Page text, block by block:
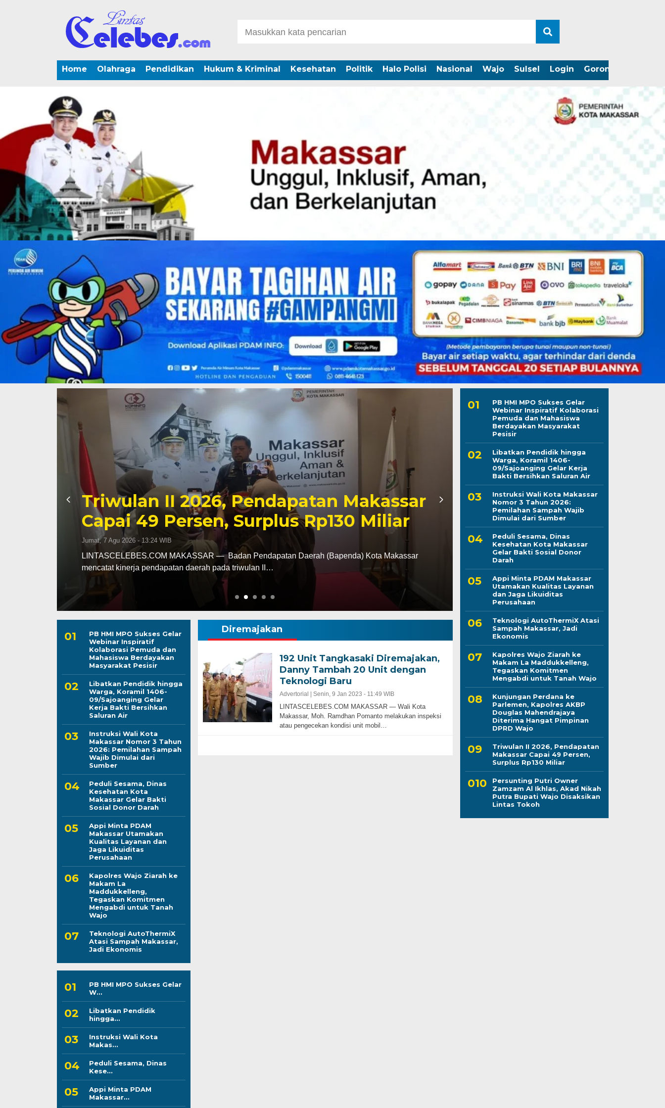
Home Olahraga Pendidikan Hukum & Kriminal Kesehatan Politik Halo Polisi Nasional Wajo Sulsel Login Gorontalo
Kapolres Wajo Ziarah ke Makam La
Maddukkelleng, Tegaskan Komitmen
Mengabdi untuk Tanah Wajo
Jumat, 7 Agu 2026 - 08:42 WIB
LINTASCELEBES.COM WAJO — Mengawali tugas sebagai Kapolres Wajo, AKBP Douglas
Mahendrajaya menunjukkan penghormatan terhadap sejarah dan…
Peduli Sesama,
Makassar Gelar
Darah
Kamis, 6 Agu 2026 - 21:28 WIB
LINTASCELEBES.COM MAKASSAR — Dinas
Darma Wanita Persatuan (DWP) Dinkes Makassar
PB HMI MPO Sukses Gelar
Webinar Inspiratif
Kolaborasi Pemuda dan
Mahasiswa Berdayakan
Masyarakat Pesisir
Libatkan Pendidik hingga
Warga, Koramil 1406-
09/Sajoanging Gelar
Kerja Bakti Bersihkan
Saluran Air
Instruksi Wali Kota
Makassar Nomor 3 Tahun
2026: Pemilahan Sampah
Wajib Dimulai dari
Sumber
Peduli Sesama, Dinas
Kesehatan Kota
Makassar Gelar Bakti
Sosial Donor Darah
Appi Minta PDAM
Makassar Utamakan
Kualitas Layanan dan
Jaga Likuiditas
Perusahaan
Kapolres Wajo Ziarah ke
Makam La
Maddukkelleng,
Tegaskan Komitmen
Mengabdi untuk Tanah
Wajo
Teknologi AutoThermiX
Atasi Sampah Makassar,
Jadi Ekonomis
PB HMI MPO Sukses Gelar
W...
Libatkan Pendidik
hingga...
Instruksi Wali Kota
Makas...
Peduli Sesama, Dinas
Kese...
Appi Minta PDAM
Makassar...
Diremajakan
192 Unit Tangkasaki Diremajakan,
Danny Tambah 20 Unit dengan
Teknologi Baru
Advertorial | Senin, 9 Jan 2023 - 11:49 WIB
LINTASCELEBES.COM MAKASSAR — Wali Kota
Makassar, Moh. Ramdhan Pomanto melakukan inspeksi
atau pengecekan kondisi unit mobil…
PB HMI MPO Sukses Gelar
Webinar Inspiratif Kolaborasi
Pemuda dan Mahasiswa
Berdayakan Masyarakat
Pesisir
Libatkan Pendidik hingga
Warga, Koramil 1406-
09/Sajoanging Gelar Kerja
Bakti Bersihkan Saluran Air
Instruksi Wali Kota Makassar
Nomor 3 Tahun 2026:
Pemilahan Sampah Wajib
Dimulai dari Sumber
Peduli Sesama, Dinas
Kesehatan Kota Makassar
Gelar Bakti Sosial Donor
Darah
Appi Minta PDAM Makassar
Utamakan Kualitas Layanan
dan Jaga Likuiditas
Perusahaan
Teknologi AutoThermiX Atasi
Sampah Makassar, Jadi
Ekonomis
Kapolres Wajo Ziarah ke
Makam La Maddukkelleng,
Tegaskan Komitmen
Mengabdi untuk Tanah Wajo
Kunjungan Perdana ke
Parlemen, Kapolres AKBP
Douglas Mahendrajaya
Diterima Hangat Pimpinan
DPRD Wajo
Triwulan II 2026, Pendapatan
Makassar Capai 49 Persen,
Surplus Rp130 Miliar
Persunting Putri Owner
Zamzam Al Ikhlas, Akad Nikah
Putra Bupati Wajo Disaksikan
Lintas Tokoh